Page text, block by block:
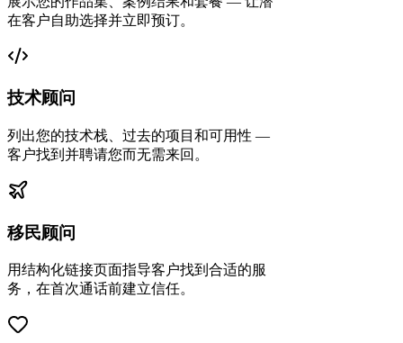
在客户自助选择并立即预订。
技术顾问
列出您的技术栈、过去的项目和可用性 —
客户找到并聘请您而无需来回。
移民顾问
用结构化链接页面指导客户找到合适的服
务，在首次通话前建立信任。